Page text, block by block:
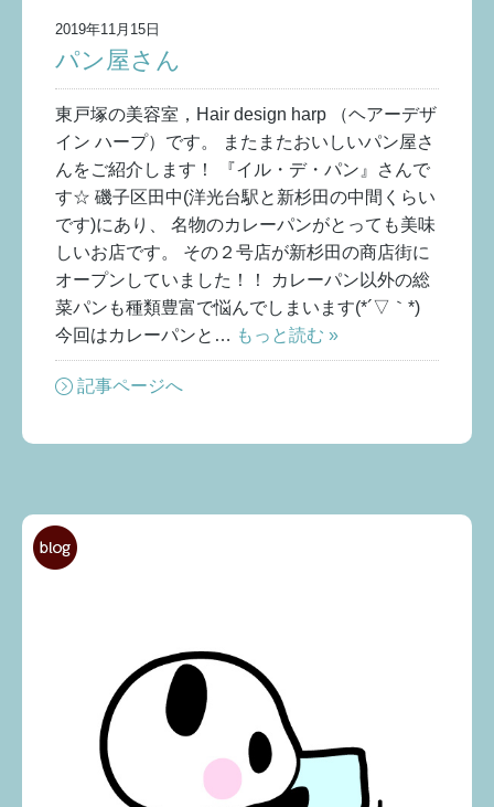
2019年11月15日
パン屋さん
東戸塚の美容室，Hair design harp （ヘアーデザ
イン ハープ）です。 またまたおいしいパン屋さ
んをご紹介します！ 『イル・デ・パン』さんで
す☆ 磯子区田中(洋光台駅と新杉田の中間くらい
です)にあり、 名物のカレーパンがとっても美味
しいお店です。 その２号店が新杉田の商店街に
オープンしていました！！ カレーパン以外の総
菜パンも種類豊富で悩んでしまいます(*´▽｀*)
今回はカレーパンと… もっと読む »
記事ページへ